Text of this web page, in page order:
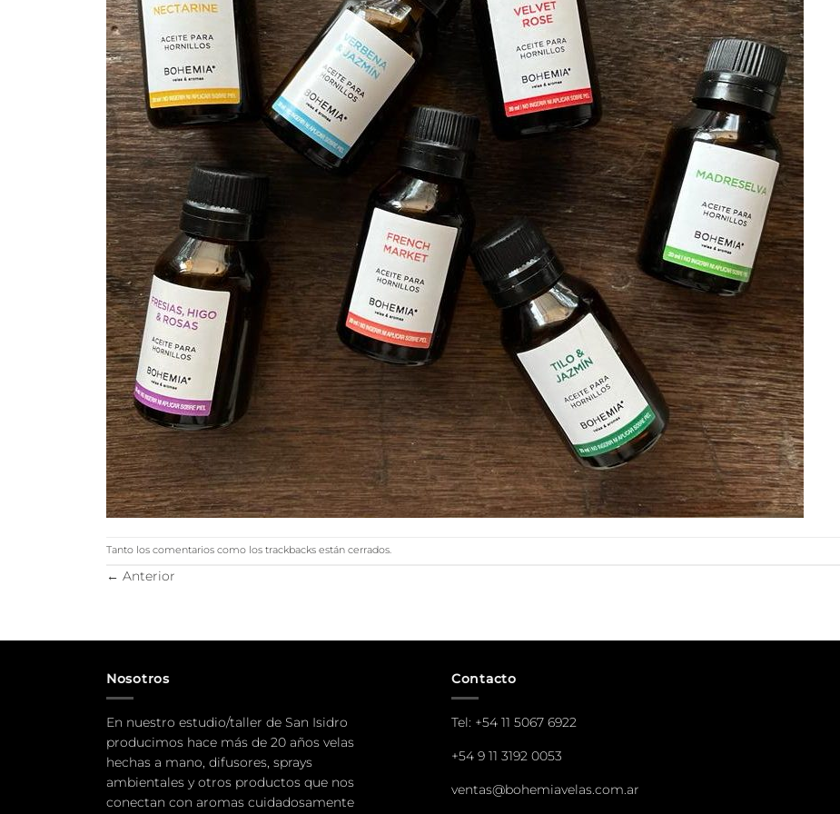
Tanto los comentarios como los trackbacks están cerrados.
← Anterior
Nosotros
En nuestro estudio/taller de San Isidro
producimos hace más de 20 años velas
hechas a mano, difusores, sprays
ambientales y otros productos que nos
conectan con aromas cuidadosamente
Contacto
Tel: +54 11 5067 6922
+54 9 11 3192 0053
ventas@bohemiavelas.com.ar